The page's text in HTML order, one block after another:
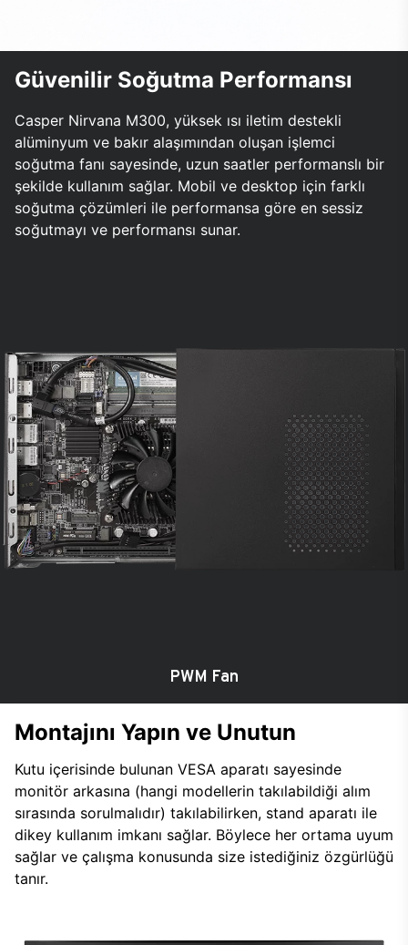
Güvenilir Soğutma Performansı
Casper Nirvana M300, yüksek ısı iletim destekli
alüminyum ve bakır alaşımından oluşan işlemci
soğutma fanı sayesinde, uzun saatler performanslı bir
şekilde kullanım sağlar. Mobil ve desktop için farklı
soğutma çözümleri ile performansa göre en sessiz
soğutmayı ve performansı sunar.
PWM Fan
Montajını Yapın ve Unutun
Kutu içerisinde bulunan VESA aparatı sayesinde
monitör arkasına (hangi modellerin takılabildiği alım
sırasında sorulmalıdır) takılabilirken, stand aparatı ile
dikey kullanım imkanı sağlar. Böylece her ortama uyum
sağlar ve çalışma konusunda size istediğiniz özgürlüğü
tanır.